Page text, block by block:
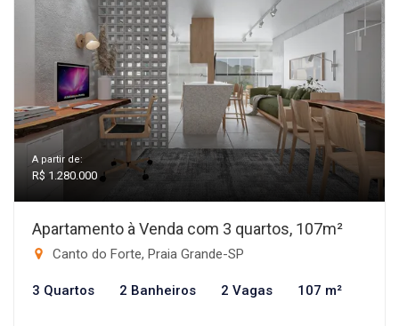
A partir de:
R$ 1.280.000
Apartamento à Venda com 3 quartos, 107m²
Canto do Forte, Praia Grande-SP
3 Quartos 2 Banheiros 2 Vagas 107 m²